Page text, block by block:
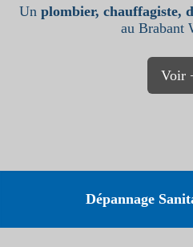
Un plombier, chauffagiste,
au Brabant
Voir
Dépannage